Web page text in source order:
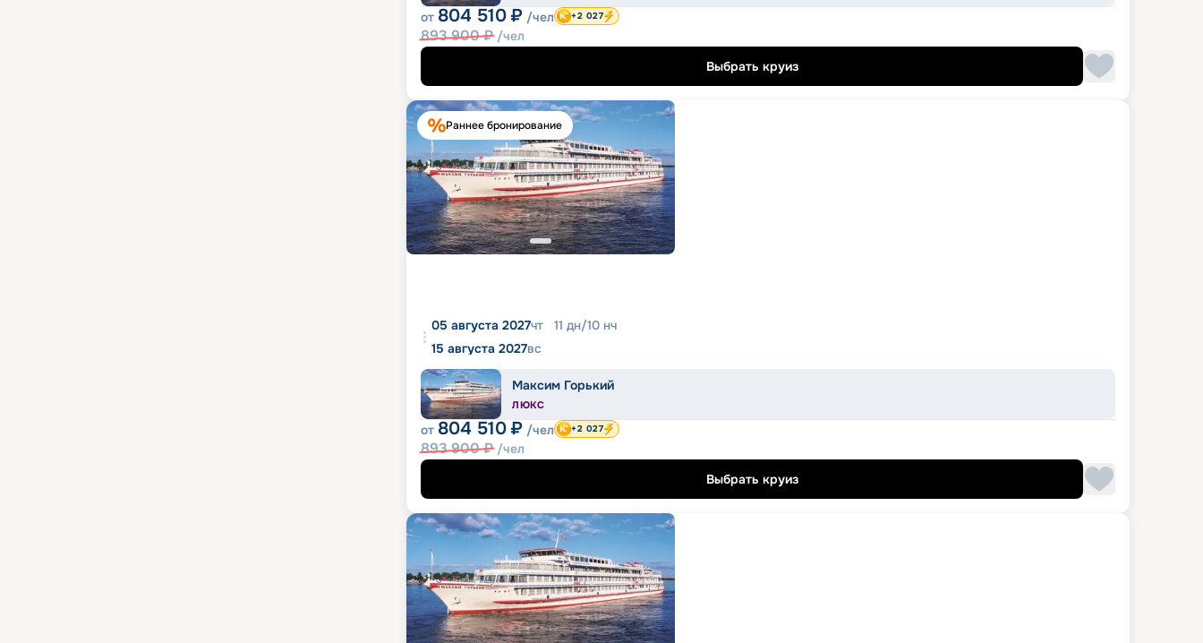
от 804 510 ₽ /чел
893 900₽ /чел
+2 027
Выбрать круиз
Раннее бронирование
05 августа 2027чт 11 дн/10 нч
15 августа 2027вс
Максим Горький
ЛЮКС
от 804 510 ₽ /чел
893 900₽ /чел
+2 027
Выбрать круиз